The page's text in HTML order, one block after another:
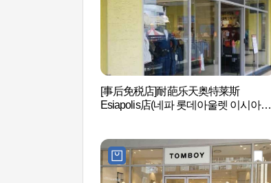
[事后免税店]耐葩乐天奥特莱斯
Esiapolis店(네파 롯데아울렛 이시아폴